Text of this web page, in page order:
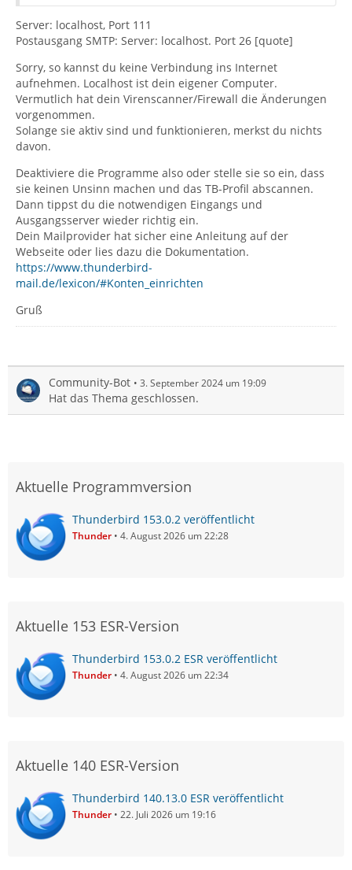
Server: localhost, Port 111
Postausgang SMTP: Server: localhost. Port 26 [quote]
Sorry, so kannst du keine Verbindung ins Internet
aufnehmen. Localhost ist dein eigener Computer.
Vermutlich hat dein Virenscanner/Firewall die Änderungen
vorgenommen.
Solange sie aktiv sind und funktionieren, merkst du nichts
davon.
Deaktiviere die Programme also oder stelle sie so ein, dass
sie keinen Unsinn machen und das TB-Profil abscannen.
Dann tippst du die notwendigen Eingangs und
Ausgangsserver wieder richtig ein.
Dein Mailprovider hat sicher eine Anleitung auf der
Webseite oder lies dazu die Dokumentation.
https://www.thunderbird-
mail.de/lexicon/#Konten_einrichten
Gruß
Community-Bot 3. September 2024 um 19:09
Hat das Thema geschlossen.
Aktuelle Programmversion
Thunderbird 153.0.2 veröffentlicht
Thunder 4. August 2026 um 22:28
Aktuelle 153 ESR-Version
Thunderbird 153.0.2 ESR veröffentlicht
Thunder 4. August 2026 um 22:34
Aktuelle 140 ESR-Version
Thunderbird 140.13.0 ESR veröffentlicht
Thunder 22. Juli 2026 um 19:16